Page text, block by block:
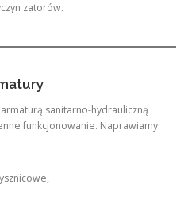
zatorów.
sanitarno-hydrauliczną
funkcjonowanie. Naprawiamy: